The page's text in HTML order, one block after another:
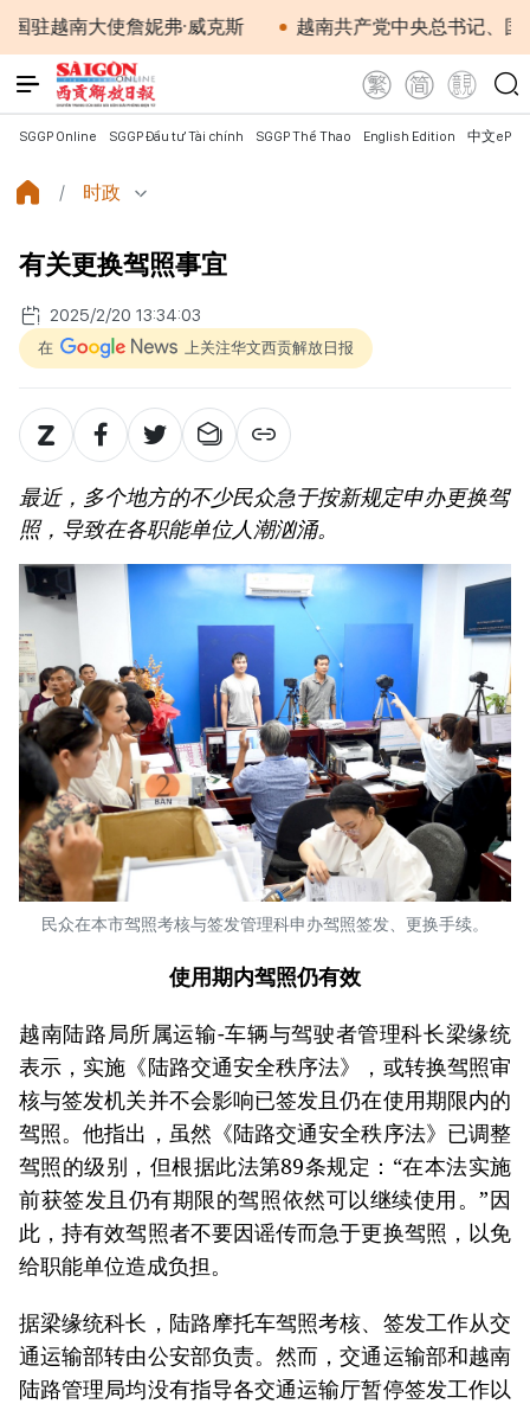
大使詹妮弗·威克斯 越南共产党中央总书记、国家主席
SGGP Online SGGP Đầu tư Tài chính SGGP Thể Thao English Edition 中文
时政
有关更换驾照事宜
2025/2/20 13:34:03
在 上关注华文西贡解放日报
最近，多个地方的不少民众急于按新规定申办更换驾
照，导致在各职能单位人潮汹涌。
民众在本市驾照考核与签发管理科申办驾照签发、更换手续。
使用期内驾照仍有效
越南陆路局所属运输-车辆与驾驶者管理科长梁缘统
表示，实施《陆路交通安全秩序法》，或转换驾照审
核与签发机关并不会影响已签发且仍在使用期限内的
驾照。他指出，虽然《陆路交通安全秩序法》已调整
驾照的级别，但根据此法第89条规定：“在本法实施
前获签发且仍有期限的驾照依然可以继续使用。”因
此，持有效驾照者不要因谣传而急于更换驾照，以免
给职能单位造成负担。
据梁缘统科长，陆路摩托车驾照考核、签发工作从交
通运输部转由公安部负责。然而，交通运输部和越南
陆路管理局均没有指导各交通运输厅暂停签发工作以